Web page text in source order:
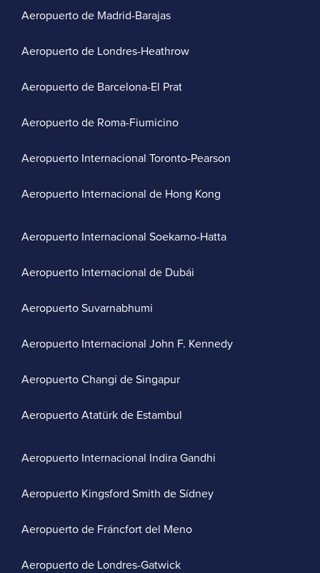
Aeropuerto de Madrid-Barajas
Aeropuerto de Londres-Heathrow
Aeropuerto de Barcelona-El Prat
Aeropuerto de Roma-Fiumicino
Aeropuerto Internacional Toronto-Pearson
Aeropuerto Internacional de Hong Kong
Aeropuerto Internacional Soekarno-Hatta
Aeropuerto Internacional de Dubái
Aeropuerto Suvarnabhumi
Aeropuerto Internacional John F. Kennedy
Aeropuerto Changi de Singapur
Aeropuerto Atatürk de Estambul
Aeropuerto Internacional Indira Gandhi
Aeropuerto Kingsford Smith de Sídney
Aeropuerto de Fráncfort del Meno
Aeropuerto de Londres-Gatwick